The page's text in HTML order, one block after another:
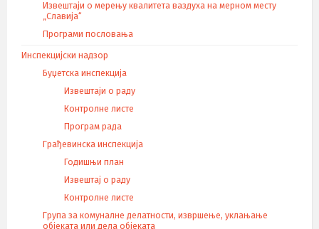
Извештаји о мерењу квалитета ваздуха на мерном месту
„Славија“
Програми пословања
Инспекцијски надзор
Буџетска инспекција
Извештаји о раду
Контролне листе
Програм рада
Грађевинска инспекција
Годишњи план
Извештај о раду
Контролне листе
Група за комуналне делатности, извршење, уклањање
објеката или дела објеката